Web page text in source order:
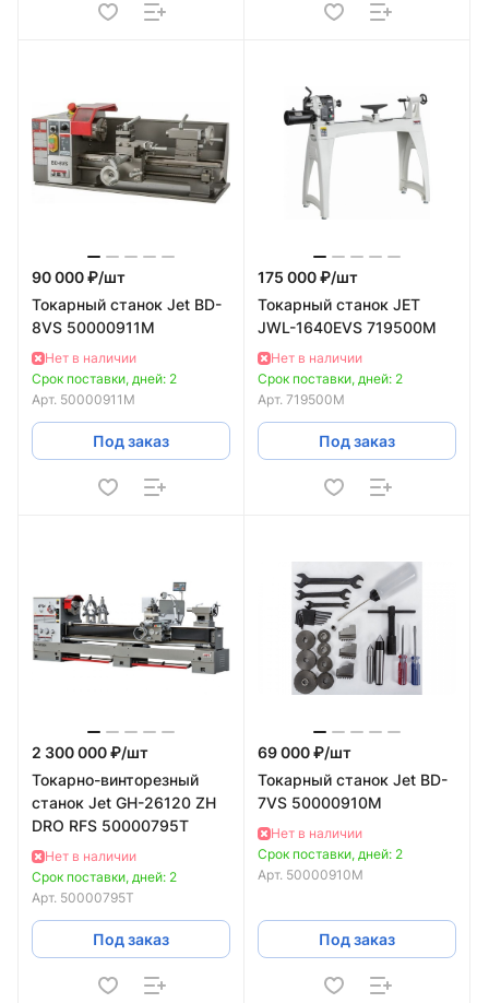
90 000 ₽/шт
Токарный станок Jet BD-
8VS 50000911M
Нет в наличии
Срок поставки, дней: 2
Арт. 50000911M
Под заказ
175 000 ₽/шт
Токарный станок JET
JWL-1640EVS 719500M
Нет в наличии
Срок поставки, дней: 2
Арт. 719500M
Под заказ
2 300 000 ₽/шт
Токарно-винторезный
станок Jet GH-26120 ZH
DRO RFS 50000795T
Нет в наличии
Срок поставки, дней: 2
Арт. 50000795T
Под заказ
69 000 ₽/шт
Токарный станок Jet BD-
7VS 50000910M
Нет в наличии
Срок поставки, дней: 2
Арт. 50000910M
Под заказ